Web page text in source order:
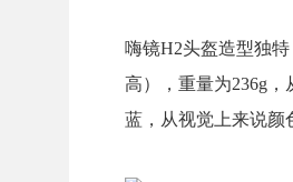
嗨镜H2头盔造型独
高），重量为236g
蓝，从视觉上来说颜